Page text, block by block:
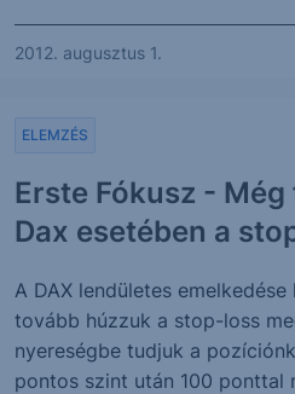
2012. augusztus 1.
Erste Fókusz -
Dax esetében a
ELEMZÉS
A DAX lendületes
tovább húzzuk a stop-loss
nyereségbe tudjuk a
pontos szint után 100 ponttal